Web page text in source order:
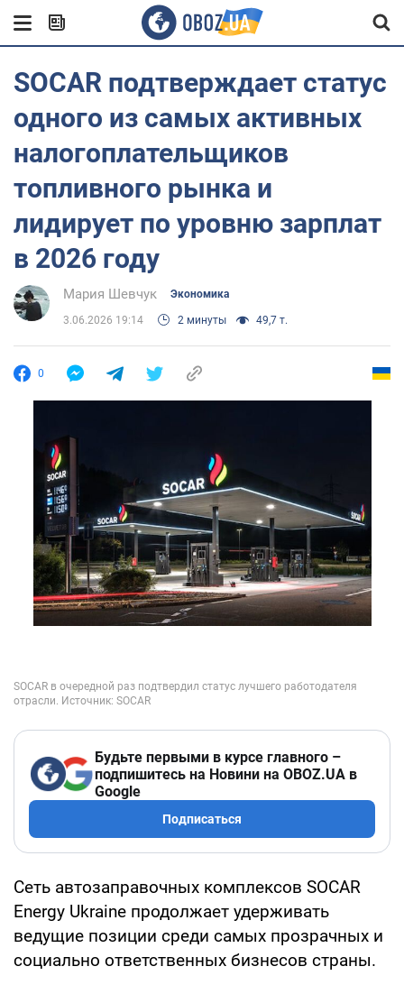
SOCAR подтверждает статус
одного из самых активных
налогоплательщиков
топливного рынка и
лидирует по уровню зарплат
в 2026 году
Мария Шевчук Экономика
3.06.2026 19:14 2 минуты 49,7 т.
0
Будьте первыми в курсе главного –
подпишитесь на Новини на OBOZ.UA в
Google
Подписаться
Сеть автозаправочных комплексов SOCAR
Energy Ukraine продолжает удерживать
ведущие позиции среди самых прозрачных и
социально ответственных бизнесов страны.